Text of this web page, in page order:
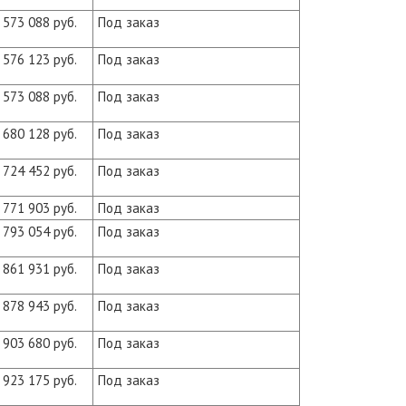
573 088 руб. Под заказ
576 123 руб. Под заказ
573 088 руб. Под заказ
680 128 руб. Под заказ
724 452 руб. Под заказ
771 903 руб.
Под заказ
793 054 руб.
Под заказ
861 931 руб. Под заказ
878 943 руб. Под заказ
903 680 руб. Под заказ
923 175 руб. Под заказ